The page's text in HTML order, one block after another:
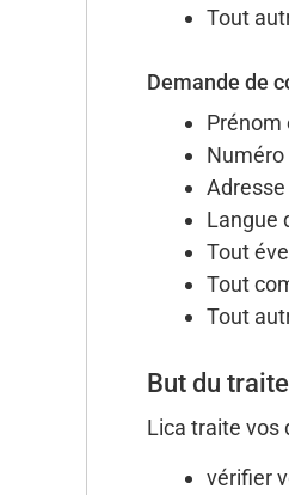
Tout
Demande de
Prénom
Langue
Tout
Tout
Tout
But du
Lica traite vos
vérifier